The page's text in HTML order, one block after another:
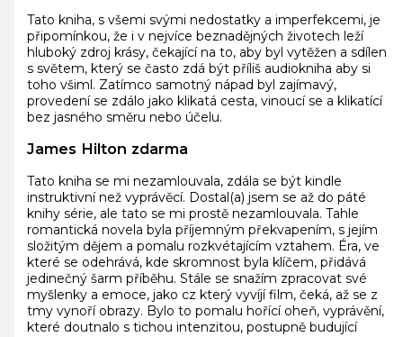
Tato kniha, s všemi svými nedostatky a imperfekcemi, je
připomínkou, že i v nejvíce beznadějných životech leží
hluboký zdroj krásy, čekající na to, aby byl vytěžen a sdílen
s světem, který se často zdá být příliš audiokniha aby si
toho všiml. Zatímco samotný nápad byl zajímavý,
provedení se zdálo jako klikatá cesta, vinoucí se a klikatící
bez jasného směru nebo účelu.
James Hilton zdarma
Tato kniha se mi nezamlouvala, zdála se být kindle
instruktivní než vyprávěcí. Dostal(a) jsem se až do páté
knihy série, ale tato se mi prostě nezamlouvala. Tahle
romantická novela byla příjemným překvapením, s jejím
složitým dějem a pomalu rozkvétajícím vztahem. Éra, ve
které se odehrává, kde skromnost byla klíčem, přidává
jedinečný šarm příběhu. Stále se snažím zpracovat své
myšlenky a emoce, jako cz který vyvíjí film, čeká, až se z
tmy vynoří obrazy. Bylo to pomalu hořící oheň, vyprávění,
které doutnalo s tichou intenzitou, postupně budující